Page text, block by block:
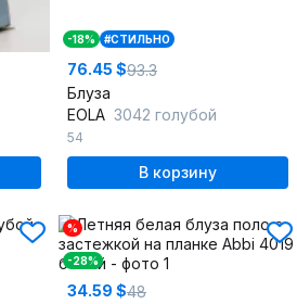
-18% #СТИЛЬНО
76.45 $93.3
Блуза
EOLA 3042 голубой
54
В корзину
%
-28%
34.59 $48